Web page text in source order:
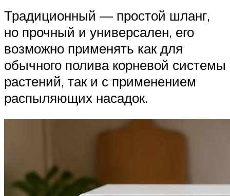
Традиционный — простой шланг,
но прочный и универсален, его
возможно применять как для
обычного полива корневой системы
растений, так и с применением
распыляющих насадок.